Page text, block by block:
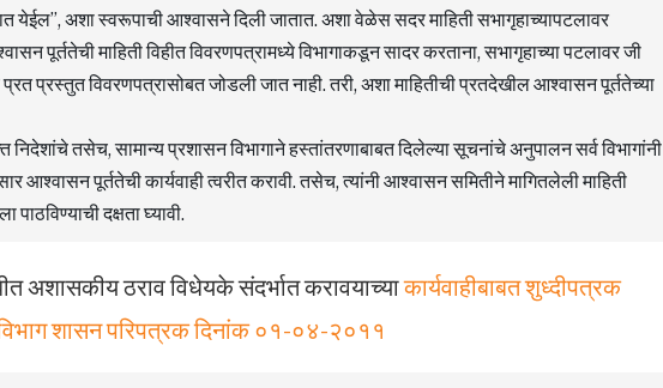
येईल”, अशा स्वरूपाची आश्वासने दिली जातात. अशा वेळेस सदर माहिती सभागृहाच्यापटलावर
पूर्ततेची माहिती विहीत विवरणपत्रामध्ये विभागाकडून सादर करताना, सभागृहाच्या पटलावर जी
प्रस्तुत विवरणपत्रासोबत जोडली जात नाही. तरी, अशा माहितीची प्रतदेखील आश्वासन पूर्ततेच्या
तसेच, सामान्य प्रशासन विभागाने हस्तांतरणाबाबत दिलेल्या सूचनांचे अनुपालन सर्व विभागांनी
आश्वासन पूर्ततेची कार्यवाही त्वरीत करावी. तसेच, त्यांनी आश्वासन समितीने मागितलेली माहिती
दक्षता घ्यावी.
अशासकीय ठराव विधेयके संदर्भात करावयाच्‍याकार्यवाहीबाबत शुध्‍दीपत्रक
शासन परिपत्रक दिनांक ०१-०४-२०११